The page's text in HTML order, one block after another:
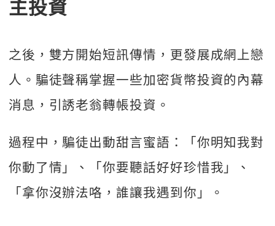
主投資
之後，雙方開始短訊傳情，更發展成網上戀
人。騙徒聲稱掌握一些加密貨幣投資的內幕
消息，引誘老翁轉帳投資。
過程中，騙徒出動甜言蜜語：「你明知我對
你動了情」、「你要聽話好好珍惜我」、
「拿你沒辦法咯，誰讓我遇到你」。